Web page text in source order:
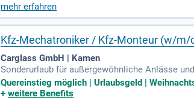
mehr erfahren
Kfz-Mechatroniker / Kfz-Monteur (w/m/
Carglass GmbH | Kamen
Sonderurlaub für außergewöhnliche Anlässe
ätszuschuss; Tablet mit privater
ung
Quereinstieg möglich | Urlaubsgeld |
+weitere Benefits